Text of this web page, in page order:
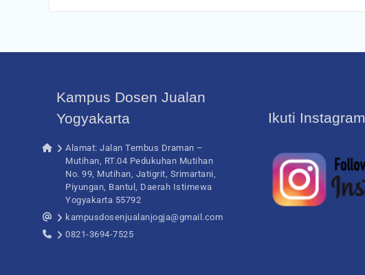
Kampus Dosen Jualan
Yogyakarta
Alamat: Jalan Tembus Draman –
Mutihan, RT.04 Pedukuhan Mutihan
No. 99, Mutihan, Jatigrit, Srimartani,
Piyungan, Bantul, Daerah Istimewa
Yogyakarta 55792
kampusdosenjualanjogja@gmail.com
0821-3694-7525
Ikuti Instagram